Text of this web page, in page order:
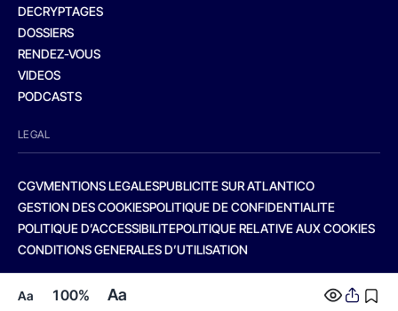
Aa 100% Aa
DECRYPTAGES
DOSSIERS
RENDEZ-VOUS
VIDEOS
PODCASTS
LEGAL
CGVMENTIONS LEGALESPUBLICITE SUR ATLANTICO
GESTION DES COOKIESPOLITIQUE DE CONFIDENTIALITE
POLITIQUE D’ACCESSIBILITEPOLITIQUE RELATIVE AUX COOKIES
CONDITIONS GENERALES D’UTILISATION